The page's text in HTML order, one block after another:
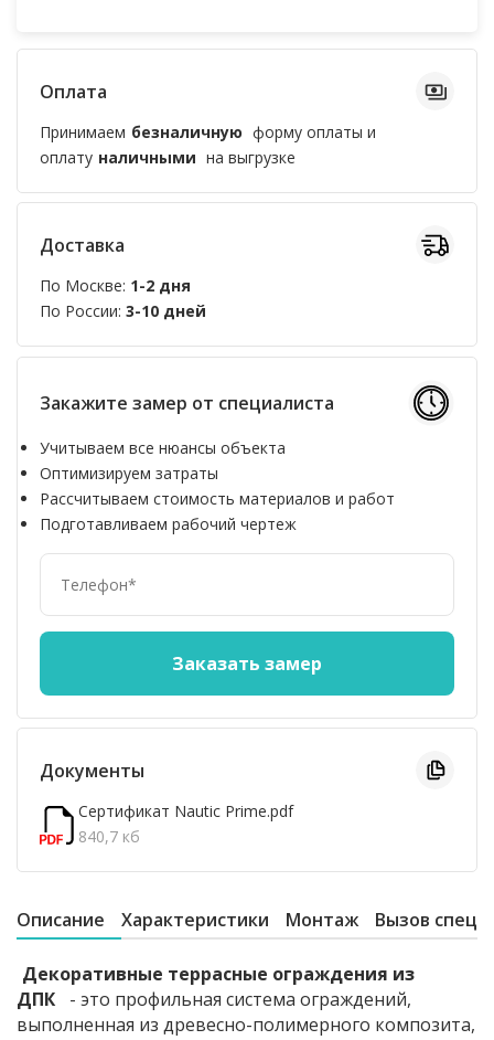
Оплата
Принимаем безналичную форму оплаты и
оплату наличными на выгрузке
Доставка
По Москве: 1-2 дня
По России: 3-10 дней
Закажите замер от специалиста
Учитываем все нюансы объекта
Оптимизируем затраты
Рассчитываем стоимость материалов и работ
Подготавливаем рабочий чертеж
Документы
Сертификат Nautic Prime.pdf
840,7 кб
Описание Характеристики Монтаж Вызов
Декоративные террасные ограждения из
ДПК
- это профильная система ограждений,
выполненная из древесно-полимерного композита,